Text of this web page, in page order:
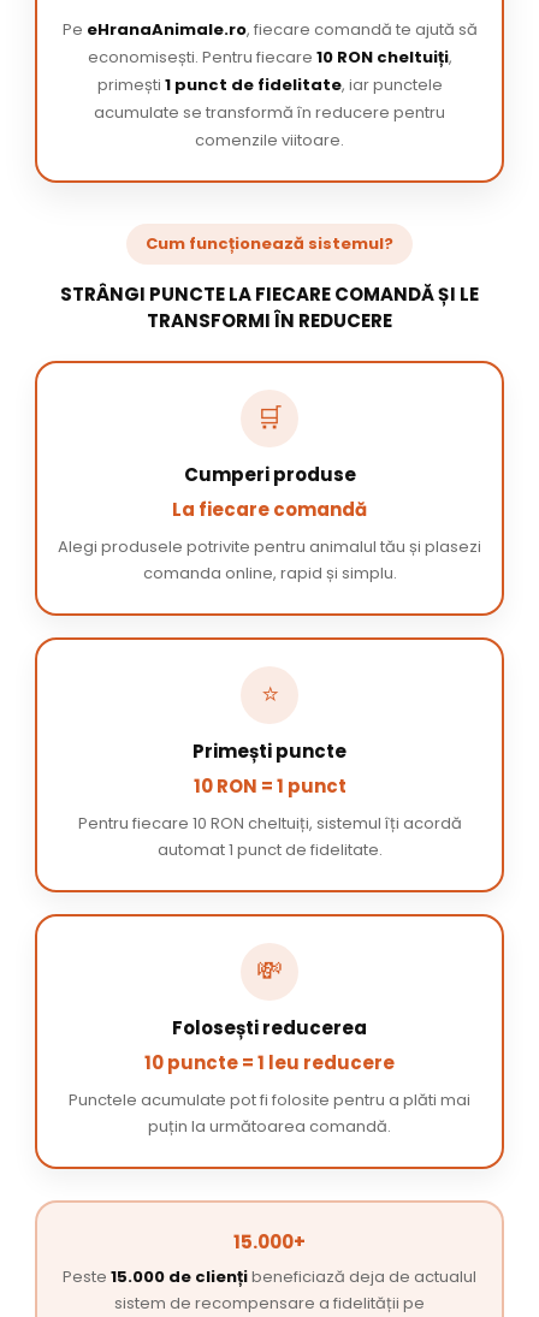
Pe eHranaAnimale.ro, fiecare comandă te ajută să
economisești. Pentru fiecare 10 RON cheltuiți,
primești 1 punct de fidelitate, iar punctele
acumulate se transformă în reducere pentru
comenzile viitoare.
Cum funcționează sistemul?
STRÂNGI PUNCTE LA FIECARE COMANDĂ ȘI LE
TRANSFORMI ÎN REDUCERE
🛒
Cumperi produse
La fiecare comandă
Alegi produsele potrivite pentru animalul tău și plasezi
comanda online, rapid și simplu.
⭐
Primești puncte
10 RON = 1 punct
Pentru fiecare 10 RON cheltuiți, sistemul îți acordă
automat 1 punct de fidelitate.
💸
Folosești reducerea
10 puncte = 1 leu reducere
Punctele acumulate pot fi folosite pentru a plăti mai
puțin la următoarea comandă.
15.000+
Peste 15.000 de cliențibeneficiază deja de actualul
sistem de recompensare a fidelității pe